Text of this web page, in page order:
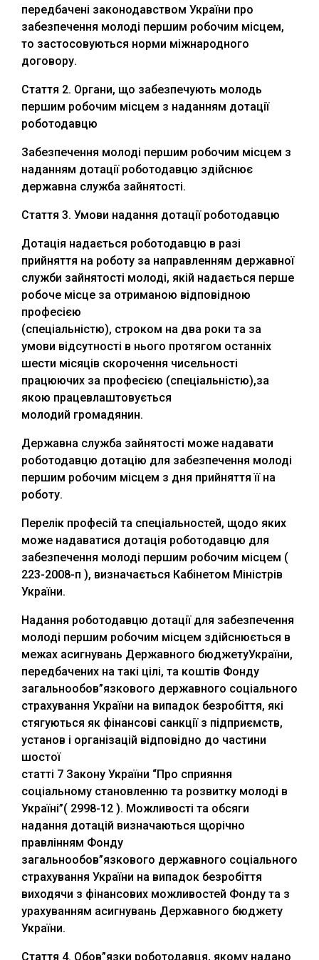
передбачені законодавством України про
забезпечення молоді першим робочим місцем,
то застосовуються норми міжнародного
договору.
Стаття 2. Органи, що забезпечують молодь
першим робочим місцем з наданням дотації
роботодавцю
Забезпечення молоді першим робочим місцем з
наданням дотації роботодавцю здійснює
державна служба зайнятості.
Стаття 3. Умови надання дотації роботодавцю
Дотація надається роботодавцю в разі
прийняття на роботу за направленням державної
служби зайнятості молоді, якій надається перше
робоче місце за отриманою відповідною
професією
(спеціальністю), строком на два роки та за
умови відсутності в нього протягом останніх
шести місяців скорочення чисельності
працюючих за професією (спеціальністю),за
якою працевлаштовується
молодий громадянин.
Державна служба зайнятості може надавати
роботодавцю дотацію для забезпечення молоді
першим робочим місцем з дня прийняття її на
роботу.
Перелік професій та спеціальностей, щодо яких
може надаватися дотація роботодавцю для
забезпечення молоді першим робочим місцем (
223-2008-п ), визначається Кабінетом Міністрів
України.
Надання роботодавцю дотації для забезпечення
молоді першим робочим місцем здійснюється в
межах асигнувань Державного бюджетуУкраїни,
передбачених на такі цілі, та коштів Фонду
загальнообов”язкового державного соціального
страхування України на випадок безробіття, які
стягуються як фінансові санкції з підприємств,
установ і організацій відповідно до частини
шостої
статті 7 Закону України “Про сприяння
соціальному становленню та розвитку молоді в
Україні”( 2998-12 ). Можливості та обсяги
надання дотацій визначаються щорічно
правлінням Фонду
загальнообов”язкового державного соціального
страхування України на випадок безробіття
виходячи з фінансових можливостей Фонду та з
урахуванням асигнувань Державного бюджету
України.
Стаття 4. Обов”язки роботодавця, якому надано